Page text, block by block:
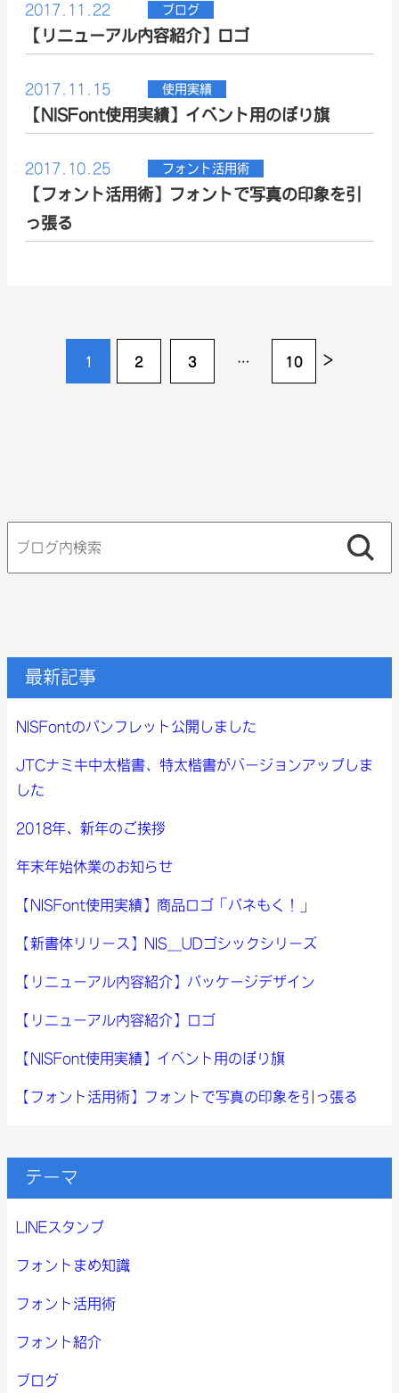
2017.11.22 ブログ
【リニューアル内容紹介】ロゴ
2017.11.15 使用実績
【NISFont使用実績】イベント用のぼり旗
2017.10.25 フォント活用術
【フォント活用術】フォントで写真の印象を引
っ張る
1 2 3 … 10 >
最新記事
NISFontのパンフレット公開しました
JTCナミキ中太楷書、特太楷書がバージョンアップしま
した
2018年、新年のご挨拶
年末年始休業のお知らせ
【NISFont使用実績】商品ロゴ「パネもく！」
【新書体リリース】NIS_UDゴシックシリーズ
【リニューアル内容紹介】パッケージデザイン
【リニューアル内容紹介】ロゴ
【NISFont使用実績】イベント用のぼり旗
【フォント活用術】フォントで写真の印象を引っ張る
テーマ
LINEスタンプ
フォントまめ知識
フォント活用術
フォント紹介
ブログ